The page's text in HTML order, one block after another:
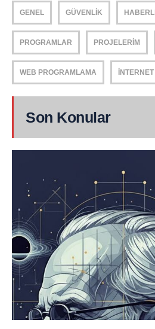
GENEL GÜVENLIK
PROGRAMLAR PROJELERIM
WEB PROGRAMLAMA İNTERNET
Son Konular